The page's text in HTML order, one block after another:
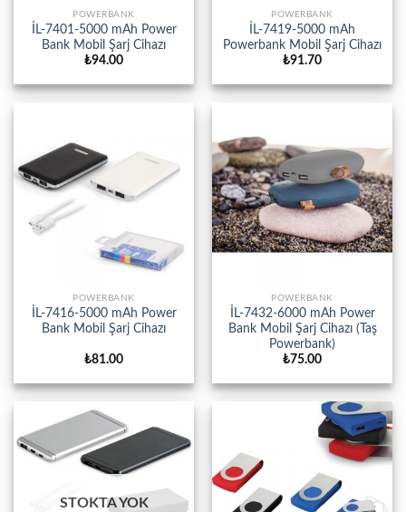
POWERBANK
İL-7401-5000 mAh Power
Bank Mobil Şarj Cihazı
₺94.00
POWERBANK
İL-7419-5000 mAh
Powerbank Mobil Şarj Cihazı
₺91.70
POWERBANK
İL-7416-5000 mAh Power
Bank Mobil Şarj Cihazı
₺81.00
POWERBANK
İL-7432-6000 mAh Power
Bank Mobil Şarj Cihazı (Taş
Powerbank)
₺75.00
STOKTA YOK